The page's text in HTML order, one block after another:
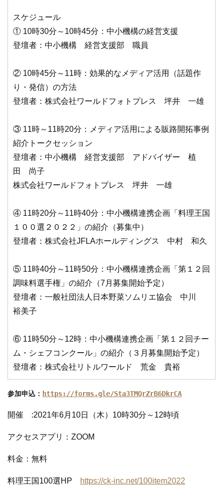
スケジュール
① 10時30分～10時45分：中小機構の経営支援
登壇者：中小機構 経営支援部 職員
② 10時45分～11時：効果的なメディア活用（話題作
り・発信）の方法
登壇者：株式会社ワールドフォトプレス 坪井 一雄
③ 11時～11時20分：メディア活用による販路開拓事例
紹介トークセッション
登壇者：中小機構 経営支援部 アドバイザー 植
田 尚子
株式会社ワールドフォトプレス 坪井 一雄
④ 11時20分～11時40分：中小機構連携企画「料理王国
１００選２０２２」の紹介（募集中）
登壇者：株式会社JFLAホールディングス 中村 和久
⑤ 11時40分～11時50分：中小機構連携企画「第１２回
調味料選手権」の紹介（7月募集開始予定）
登壇者：一般社団法人日本野菜ソムリエ協会 中川
裕美子
⑥ 11時50分～12時：中小機構連携企画「第１２回チー
ム・シェフコンクール」の紹介（３月募集開始予定）
登壇者：株式会社リトルワールド 荒金 貴裕
参加申込： https://forms.gle/Sta3TMQrZrB6DkrCA
開催 :2021年6月10日（木）10時30分～12時頃
アクセスアプリ：ZOOM
料金：無料
料理王国100選HP https://ck-inc.net/100item2022